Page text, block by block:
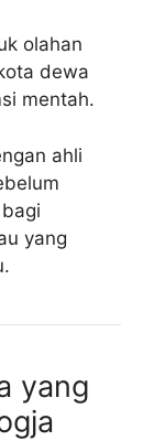
olahan
dewa
mentah.
ahli
yang
yang